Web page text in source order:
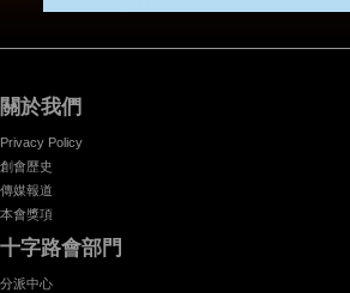
關於我們
Privacy Policy
創會歷史
傳媒報道
本會獎項
十字路會部門
分派中心